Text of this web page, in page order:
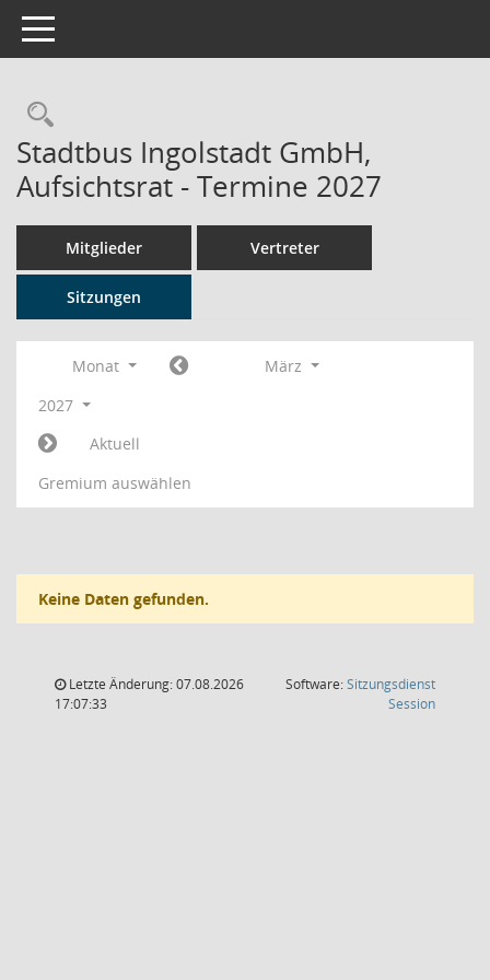
Toggle navigation
Rechercheauswahl
Stadtbus Ingolstadt GmbH,
Aufsichtsrat - Termine 2027
Mitglieder Vertreter
Sitzungen
Monat
März
2027
Aktuell
Gremium auswählen
Keine Daten gefunden.
Letzte Änderung: 07.08.2026
17:07:33
Software:Sitzungsdienst
Session(Wird in